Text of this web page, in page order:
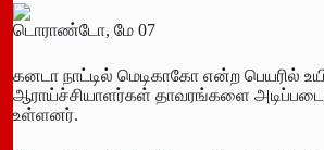
டொராண்டோ, மே 07
கனடா நாட்டில் மெடிகாகோ என்ற பெயரில்
ஆராய்ச்சியாளர்கள் தாவரங்களை
உள்ளனர்.